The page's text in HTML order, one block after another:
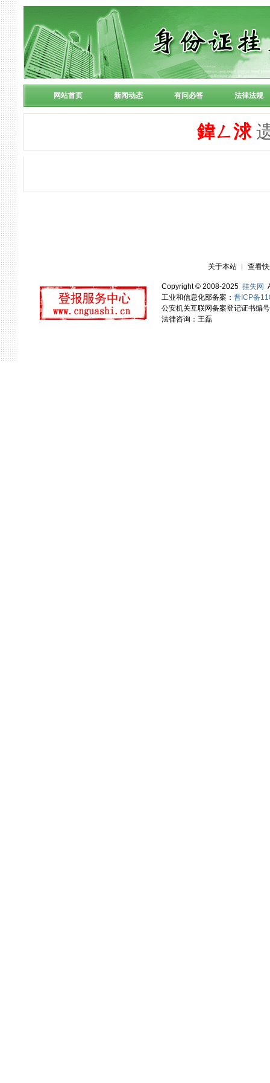
网站首页 新闻动态 有问必答 法律法规
鍏ㄥ浗
关于本站︱ 查看
Copyright © 2008-2025 挂失网
工业和信息化部备案： 晋ICP备
公安机关互联网备案登记证书编
法律咨询：王磊